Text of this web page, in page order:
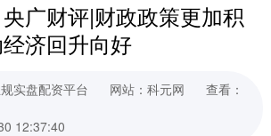
广财评|财政政策更加积
济回升向好
实盘配资平台 网站：科元网
查看：
12:37:40